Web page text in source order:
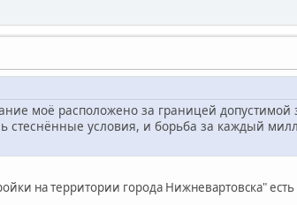
моё расположено за границей
стеснённые условия, и борьба за каждый
на территории города Нижневартовска" есть